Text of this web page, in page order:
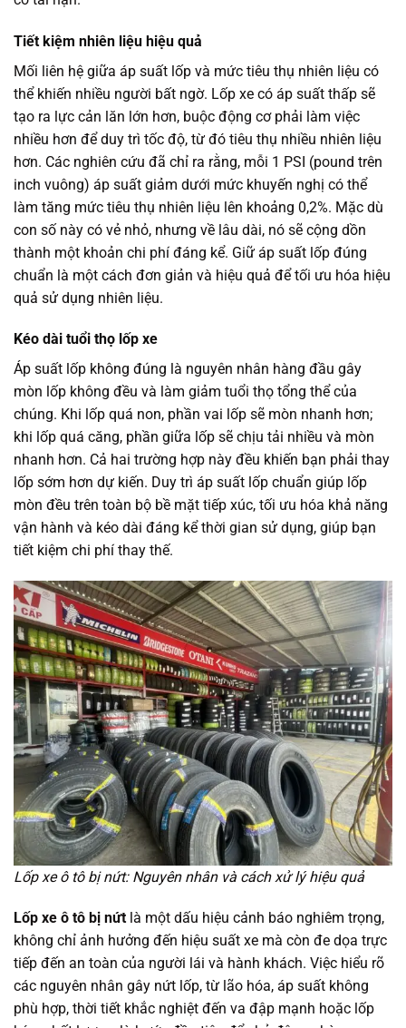
Tiết kiệm nhiên liệu hiệu quả
Mối liên hệ giữa áp suất lốp và mức tiêu thụ nhiên liệu có
thể khiến nhiều người bất ngờ. Lốp xe có áp suất thấp sẽ
tạo ra lực cản lăn lớn hơn, buộc động cơ phải làm việc
nhiều hơn để duy trì tốc độ, từ đó tiêu thụ nhiều nhiên liệu
hơn. Các nghiên cứu đã chỉ ra rằng, mỗi 1 PSI (pound trên
inch vuông) áp suất giảm dưới mức khuyến nghị có thể
làm tăng mức tiêu thụ nhiên liệu lên khoảng 0,2%. Mặc dù
con số này có vẻ nhỏ, nhưng về lâu dài, nó sẽ cộng dồn
thành một khoản chi phí đáng kể. Giữ áp suất lốp đúng
chuẩn là một cách đơn giản và hiệu quả để tối ưu hóa hiệu
quả sử dụng nhiên liệu.
Kéo dài tuổi thọ lốp xe
Áp suất lốp không đúng là nguyên nhân hàng đầu gây
mòn lốp không đều và làm giảm tuổi thọ tổng thể của
chúng. Khi lốp quá non, phần vai lốp sẽ mòn nhanh hơn;
khi lốp quá căng, phần giữa lốp sẽ chịu tải nhiều và mòn
nhanh hơn. Cả hai trường hợp này đều khiến bạn phải thay
lốp sớm hơn dự kiến. Duy trì áp suất lốp chuẩn giúp lốp
mòn đều trên toàn bộ bề mặt tiếp xúc, tối ưu hóa khả năng
vận hành và kéo dài đáng kể thời gian sử dụng, giúp bạn
tiết kiệm chi phí thay thế.
Lốp xe ô tô bị nứt: Nguyên nhân và cách xử lý hiệu quả
Lốp xe ô tô bị nứt là một dấu hiệu cảnh báo nghiêm trọng,
không chỉ ảnh hưởng đến hiệu suất xe mà còn đe dọa trực
tiếp đến an toàn của người lái và hành khách. Việc hiểu rõ
các nguyên nhân gây nứt lốp, từ lão hóa, áp suất không
phù hợp, thời tiết khắc nghiệt đến va đập mạnh hoặc lốp